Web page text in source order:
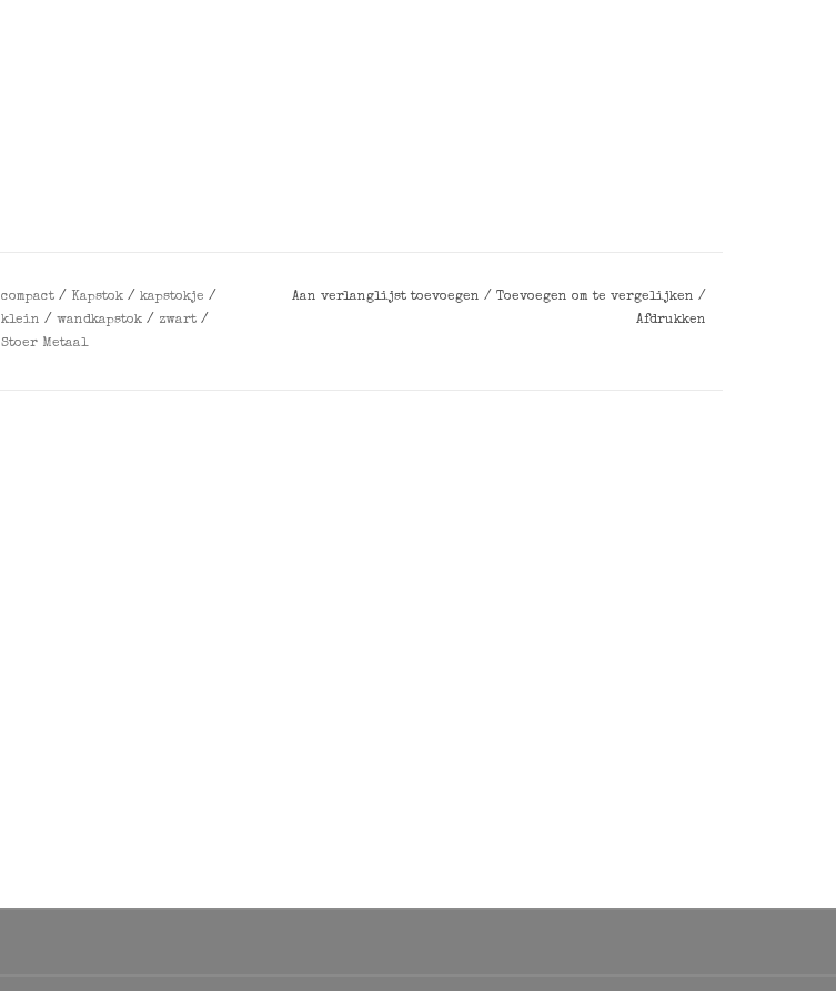
compact / Kapstok / kapstokje /
klein / wandkapstok / zwart /
Stoer Metaal
Aan verlanglijst toevoegen / Toevoegen om te vergelijken /
Afdrukken